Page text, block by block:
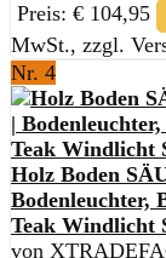
Preis: € 104,95
MwSt., zzgl.
Nr. 4
Holz Boden
Bodenleuchter,
Teak Windlicht
von